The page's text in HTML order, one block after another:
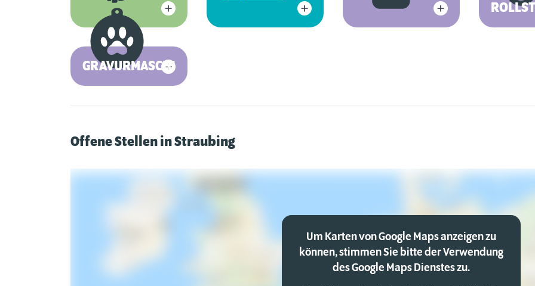
GRAVURMASCHINE
Offene Stellen in Straubing
Um Karten von Google Maps anzeigen zu
können, stimmen Sie bitte der Verwendung
des Google Maps Dienstes zu.